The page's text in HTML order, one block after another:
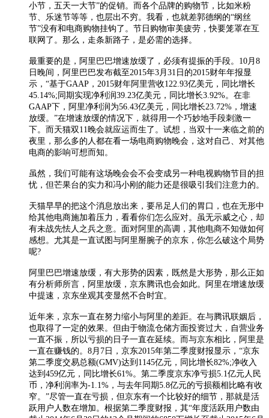
小节，五天一大节”的促销。而各个品牌的购物节，比如米粉
节、乐迷节等等，也层出不穷。我看，也就差郭德纲的“纲丝
节”没有和电商购物挂钩了。节日购物审美疲劳，快要笼罩在互
联网了。那么，走条新路子，是必需的选择。
最重要的是，阿里巴巴增速放缓了，必须有提振的手段。10月8
日晚间，阿里巴巴发布截至2015年3月31日的2015财年年报显
示，“基于GAAP，2015财年阿里营收122.93亿美元，同比增长
45.14%;同期实现净利润39.23亿美元，同比增长3.92%。在非
GAAP下，阿里净利润为56.43亿美元，同比增长23.72%，增速
放缓。”在增速放缓的情况下，就得用一个巧妙地手段刺激一
下。而天猫双11晚会就应运而生了。试想，当双十一来临之前的
夜里，那么多的人都在看一场电商购物晚会，这对自己、对其他
电商的影响可想而知。
虽然，我们可能有这场晚会会不会变成另一种电视购物节目的担
忧，但芒果台的实力和冯小刚的能力还是很吸引我们注意力的。
天猫早早的把这个消息放出来，要吊足人们的胃口，也在无形中
给其他电商施加着压力，看看你们怎么应对。虽无示威之心，却
有未战先怯人之兵之意。面对阿里的高调，其他电商不知做如何
感想。尤其是一直试图与阿里掰腕子的京东，你怎么破这个局势
呢?
阿里巴巴增速放缓，有大形势的因素，既然是大形势，那么正如
有分析师所言，阿里放缓，京东腾讯也会如此。阿里在增速放缓
中提速，京东坐观其变显然不合时宜。
近年来，京东一直在努力缩小与阿里的差距。在与腾讯联姻后，
也取得了一定的效果。但由于物流仓储方面投资过大，自营业务
一直不振，所以亏损的日子一直在延续。而与京东相比，阿里是
一直在赚钱的。8月7日，京东2015年第二季度财报显示，“京东
第二季度交易总额(GMV)达到1145亿元，同比增长82%;净收入
达到459亿元，同比增长61%。第二季度京东净亏损5.1亿元人民
币，净利润率为-1.1%，与去年同期5.8亿元的亏损额相比略有收
窄。”尽管一直在亏损，但京东有一个比较好的细节，那就是活
跃用户人数在增加。根据第二季度财报，其“年度活跃用户数由